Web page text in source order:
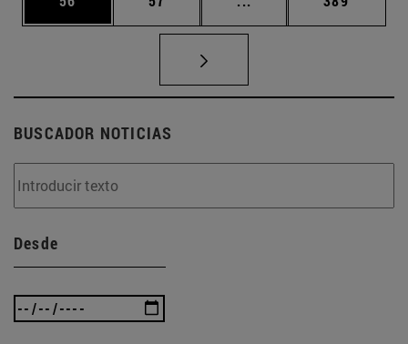
BUSCADOR NOTICIAS
Desde